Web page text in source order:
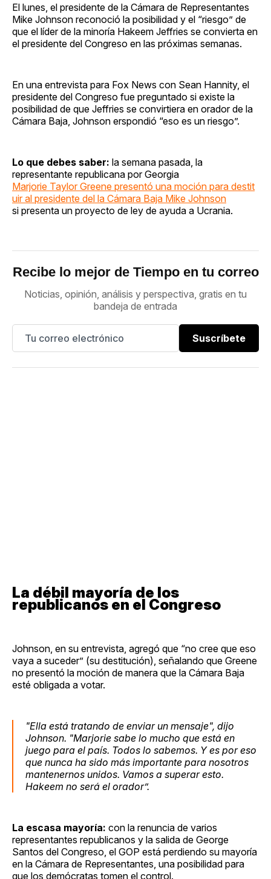
El lunes, el presidente de la Cámara de Representantes
Mike Johnson reconoció la posibilidad y el “riesgo” de
que el líder de la minoría Hakeem Jeffries se convierta en
el presidente del Congreso en las próximas semanas.
En una entrevista para Fox News con Sean Hannity, el
presidente del Congreso fue preguntado si existe la
posibilidad de que Jeffries se convirtiera en orador de la
Cámara Baja, Johnson erspondió “eso es un riesgo”.
Lo que debes saber: la semana pasada, la
representante republicana por Georgia
Marjorie Taylor Greene presentó una moción para destit
uir al presidente del la Cámara Baja Mike Johnson
si presenta un proyecto de ley de ayuda a Ucrania.
Recibe lo mejor de Tiempo en tu correo
Noticias, opinión, análisis y perspectiva, gratis en tu
bandeja de entrada
Suscríbete
La débil mayoría de los
republicanos en el Congreso
Johnson, en su entrevista, agregó que “no cree que eso
vaya a suceder” (su destitución), señalando que Greene
no presentó la moción de manera que la Cámara Baja
esté obligada a votar.
"Ella está tratando de enviar un mensaje", dijo
Johnson. "Marjorie sabe lo mucho que está en
juego para el país. Todos lo sabemos. Y es por eso
que nunca ha sido más importante para nosotros
mantenernos unidos. Vamos a superar esto.
Hakeem no será el orador”.
La escasa mayoría: con la renuncia de varios
representantes republicanos y la salida de George
Santos del Congreso, el GOP está perdiendo su mayoría
en la Cámara de Representantes, una posibilidad para
que los demócratas tomen el control.